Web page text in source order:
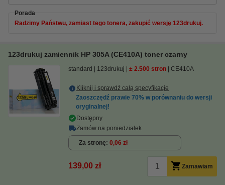
Porada
Radzimy Państwu, zamiast tego tonera, zakupić wersję 123drukuj.
123drukuj zamiennik HP 305A (CE410A) toner czarny
standard 123drukuj ± 2.500 stron CE410A
Kliknij i sprawdź całą specyfikacje
Zaoszczędź prawie 70% w porównaniu do wersji
oryginalnej!
Dostępny
Zamów na poniedziałek
Za stronę 0,06 zł
139,00 zł Zamawiam